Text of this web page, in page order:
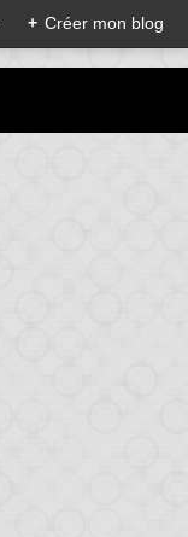
+ Créer mon blog